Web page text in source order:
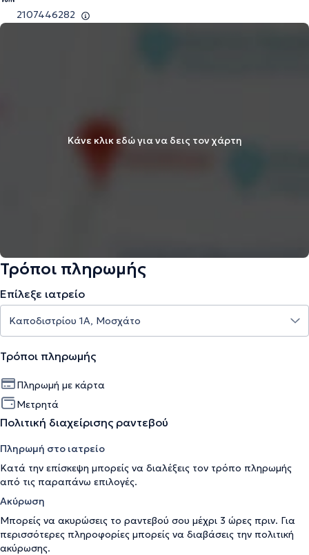
2107446282
Κάνε κλικ εδώ για να δεις τον χάρτη
Τρόποι πληρωμής
Επίλεξε ιατρείο
Τρόποι πληρωμής
Πληρωμή με κάρτα
Μετρητά
Πολιτική διαχείρισης ραντεβού
Πληρωμή στο ιατρείο
Κατά την επίσκεψη μπορείς να διαλέξεις τον τρόπο πληρωμής
από τις παραπάνω επιλογές.
Ακύρωση
Μπορείς να ακυρώσεις το ραντεβού σου μέχρι 3 ώρες πριν. Για
περισσότερες πληροφορίες μπορείς να διαβάσεις την πολιτική
ακύρωσης.